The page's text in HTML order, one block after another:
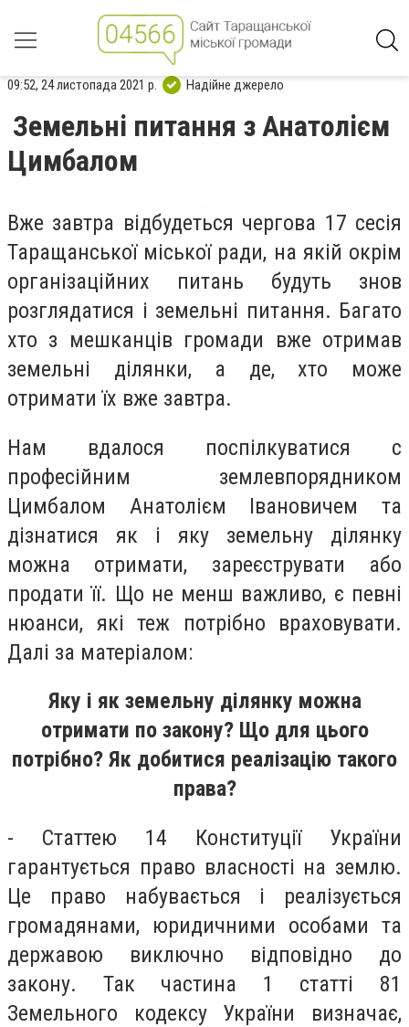
09:52, 24 листопада 2021 р. Надійне джерело
Земельні питання з Анатолієм
Цимбалом
Вже завтра відбудеться чергова 17 сесія
Таращанської міської ради, на якій окрім
організаційних питань будуть знов
розглядатися і земельні питання. Багато
хто з мешканців громади вже отримав
земельні ділянки, а де, хто може
отримати їх вже завтра.
Нам вдалося поспілкуватися с
професійним землевпорядником
Цимбалом Анатолієм Івановичем та
дізнатися як і яку земельну ділянку
можна отримати, зареєструвати або
продати її. Що не менш важливо, є певні
нюанси, які теж потрібно враховувати.
Далі за матеріалом:
Яку і як земельну ділянку можна
отримати по закону? Що для цього
потрібно? Як добитися реалізацію такого
права?
- Статтею 14 Конституції України
гарантується право власності на землю.
Це право набувається і реалізується
громадянами, юридичними особами та
державою виключно відповідно до
закону. Так частина 1 статті 81
Земельного кодексу України визначає,